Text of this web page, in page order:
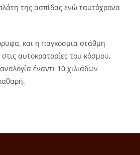
της ασπίδας ενώ ταυτόχρονα
και η παγκόσμια στάθμη
αυτοκρατορίες του κόσμου,
έναντι 10 χιλιάδων